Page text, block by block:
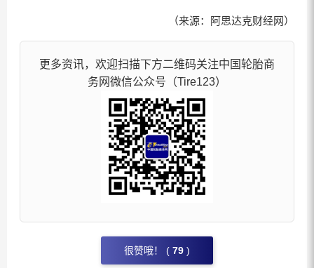
（来源：阿思达克财经网）
更多资讯，欢迎扫描下方二维码关注中国轮胎商
务网微信公众号（Tire123）
很赞哦！ ( 79 )